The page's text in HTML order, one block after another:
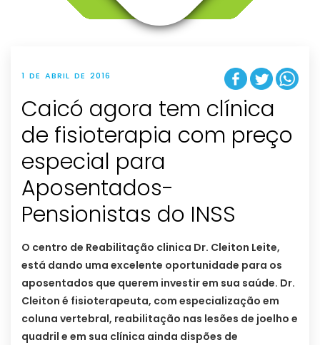
t
i
1 DE ABRIL DE 2016
Caicó agora tem clínica
de fisioterapia com preço
especial para
Aposentados-
Pensionistas do INSS
O centro de Reabilitação clinica Dr. Cleiton Leite,
está dando uma excelente oportunidade para os
aposentados que querem investir em sua saúde. Dr.
Cleiton é fisioterapeuta, com especialização em
coluna vertebral, reabilitação nas lesões de joelho e
quadril e em sua clínica ainda dispões de